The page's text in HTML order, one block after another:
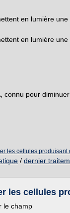
en lumière
en lumière
connu pour
les cellules produisant
/ dernier
les cellules
le champ